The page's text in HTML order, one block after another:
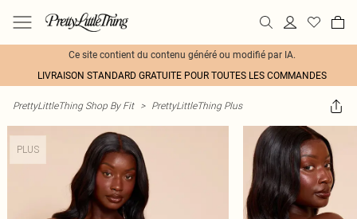
Ce site contient du contenu généré ou modifié par IA.
LIVRAISON STANDARD GRATUITE POUR TOUTES LES COMMANDES
PrettyLittleThing Shop By Fit > PrettyLittleThing Plus
PLUS